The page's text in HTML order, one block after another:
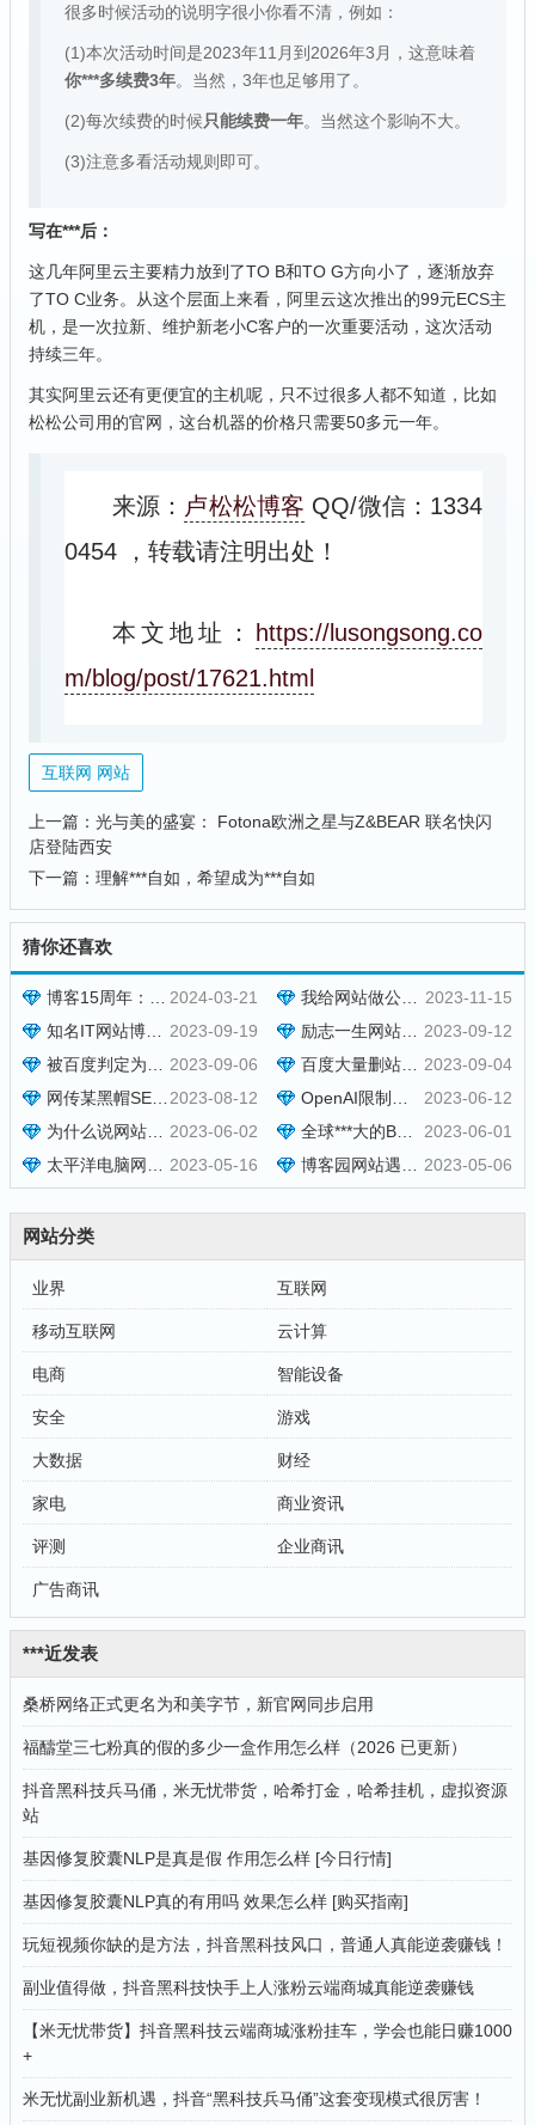
很多时候活动的说明字很小你看不清，例如：
(1)本次活动时间是2023年11月到2026年3月，这意味着
你***多续费3年。当然，3年也足够用了。
(2)每次续费的时候只能续费一年。当然这个影响不大。
(3)注意多看活动规则即可。
写在***后：
这几年阿里云主要精力放到了TO B和TO G方向小了，逐渐放弃
了TO C业务。从这个层面上来看，阿里云这次推出的99元ECS主
机，是一次拉新、维护新老小C客户的一次重要活动，这次活动
持续三年。
其实阿里云还有更便宜的主机呢，只不过很多人都不知道，比如
松松公司用的官网，这台机器的价格只需要50多元一年。
来源： 卢松松博客 QQ/微信：1334
0454
，转载请注明出处！
本文地址：
https://lusongsong.co
m/blog/post/17621.html
互联网 网站
上一篇： 光与美的盛宴： Fotona欧洲之星与Z&BEAR 联名快闪
店登陆西安
下一篇： 理解***自如，希望成为***自如
猜你还喜欢
2024-03-21
博客15周年：内容稳步转型 2023-11-15
我给网站做公安备案年度安全评估
2023-09-19
知名IT网站博客园陷入绝境 2023-09-12
励志一生网站（lz13.cn）拟40万出售
2023-09-06
被百度判定为低质量网站了！如何整改？ 2023-09-04
百度大量删站在持续进行中
2023-08-12
网传某黑帽SEO培训大V出事了 2023-06-12
OpenAI限制香港用户访问
2023-06-02
为什么说网站行业不能做了？ 2023-06-01
全球***大的BT种子站RARBG突然关闭
2023-05-16
太平洋电脑网论坛关闭了 2023-05-06
博客园网站遇到困难了：寻求捐助
网站分类
业界 互联网
移动互联网 云计算
电商 智能设备
安全 游戏
大数据 财经
家电 商业资讯
评测 企业商讯
广告商讯
***近发表
桑桥网络正式更名为和美字节，新官网同步启用
福醻堂三七粉真的假的多少一盒作用怎么样（2026 已更新）
抖音黑科技兵马俑，米无忧带货，哈希打金，哈希挂机，虚拟资源
站
基因修复胶囊NLP是真是假 作用怎么样 [今日行情]
基因修复胶囊NLP真的有用吗 效果怎么样 [购买指南]
玩短视频你缺的是方法，抖音黑科技风口，普通人真能逆袭赚钱！
副业值得做，抖音黑科技快手上人涨粉云端商城真能逆袭赚钱
【米无忧带货】抖音黑科技云端商城涨粉挂车，学会也能日赚1000
+
米无忧副业新机遇，抖音“黑科技兵马俑”这套变现模式很厉害！